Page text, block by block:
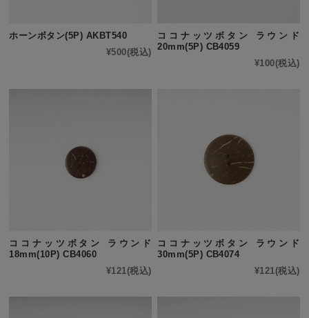
ホーンボタン(5P) AKBT540
¥500(税込)
ココナッツボタン ラウンド
20mm(5P) CB4059
¥100(税込)
ココナッツボタン ラウンド
18mm(10P) CB4060
¥121(税込)
ココナッツボタン ラウンド
30mm(5P) CB4074
¥121(税込)